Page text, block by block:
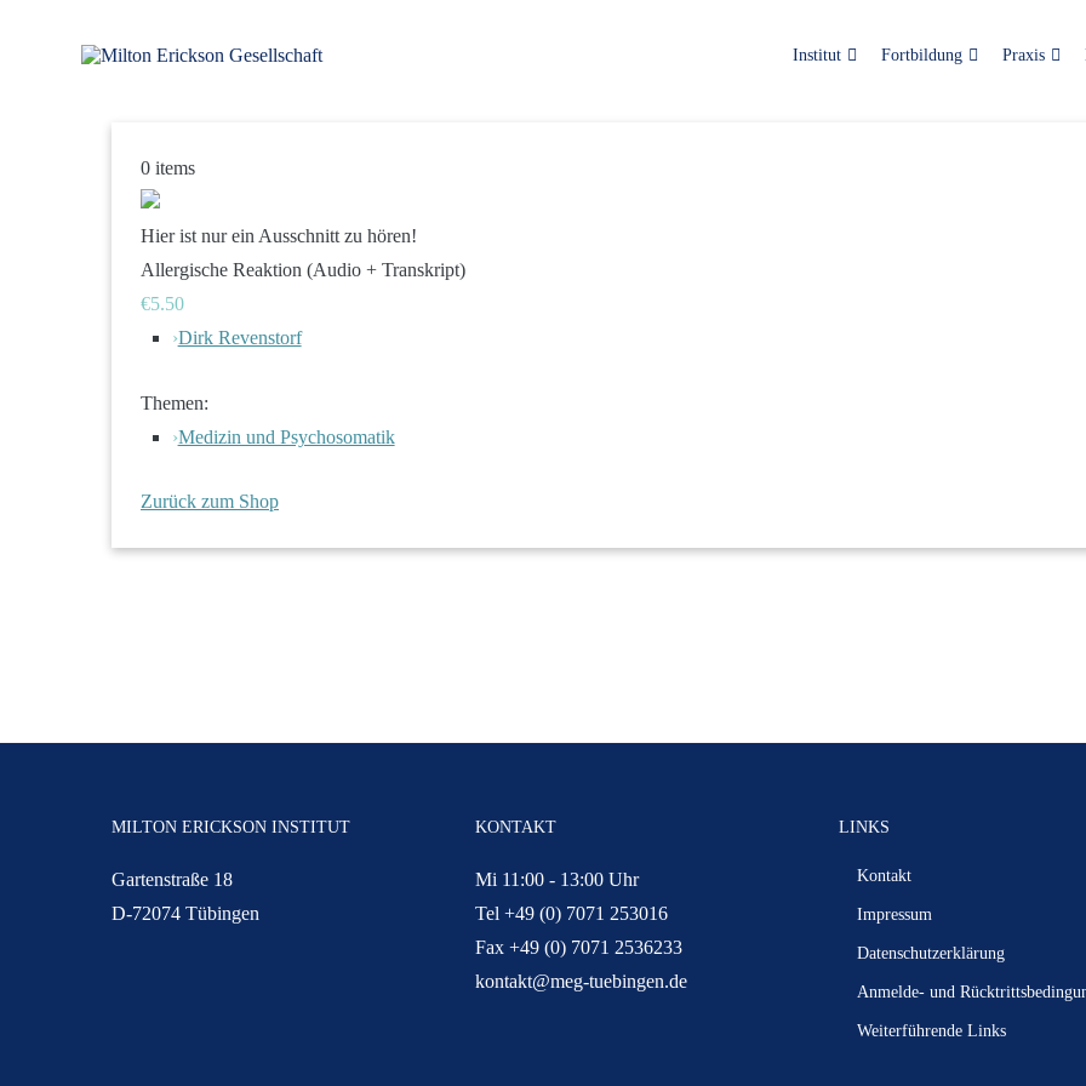
Institut Fortbildung Praxis
0 items
Hier ist nur ein Ausschnitt zu hören!
Allergische Reaktion (Audio + Transkript)
€5.50
›Dirk Revenstorf
Themen:
›Medizin und Psychosomatik
Zurück zum Shop
MILTON ERICKSON INSTITUT
Gartenstraße 18
D-72074 Tübingen
KONTAKT
Mi 11:00 - 13:00 Uhr
Tel +49 (0) 7071 253016
Fax +49 (0) 7071 2536233
kontakt@meg-tuebingen.de
LINKS
Kontakt
Impressum
Datenschutzerklärung
Anmelde- und
Weiterführende Links